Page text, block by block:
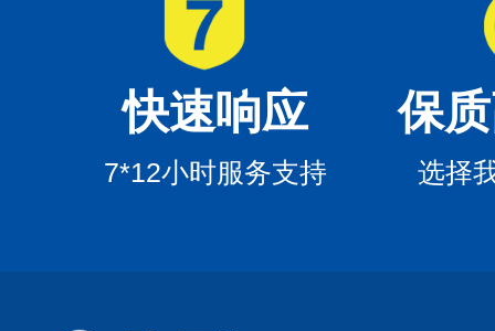
快速响应
7*12小时服务支持
保
选择